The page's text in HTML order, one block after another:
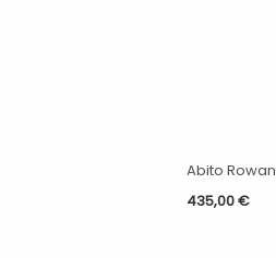
Abito Rowan
435,00€